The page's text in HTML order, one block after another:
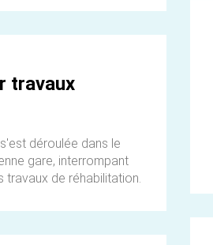
travaux
déroulée dans le
gare, interrompant
travaux de réhabilitation.